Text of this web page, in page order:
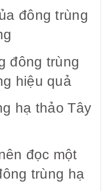
đông trùng
đông trùng
hiệu quả
hạ thảo Tây
đọc một
trùng hạ